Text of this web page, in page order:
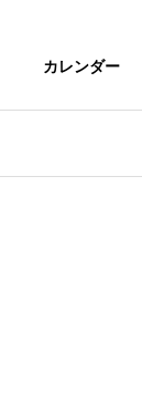
カレンダー